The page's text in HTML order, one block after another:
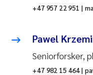
+47 957 22 951 |
Pawel
Seniorforsker,
+47 982 15 464 |